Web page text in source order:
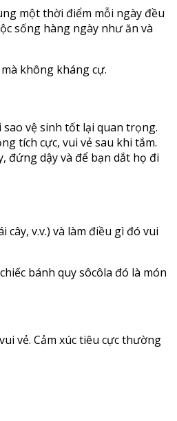
một thời điểm mỗi ngày đều
sống hàng ngày như ăn và
không kháng cự.
vệ sinh tốt lại quan trọng.
tích cực, vui vẻ sau khi tắm.
đứng dậy và để bạn dắt họ đi
v.v.) và làm điều gì đó vui
bánh quy sôcôla đó là món
vẻ. Cảm xúc tiêu cực thường